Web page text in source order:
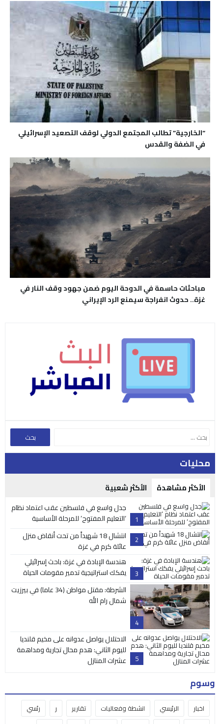
“الخارجية” تطالب المجتمع الدولي لوقف التصعيد الإسرائيلي
في الضفة والقدس
مباحثات حاسمة في الدوحة اليوم ضمن جهود وقف النار في
غزة.. حدوث انفراجة سيمنع الرد الإيراني
محليات
الأكثر مشاهدة الأكثر شعبية
1
جدل واسع في فلسطين عقب اعتماد نظام
‘التعليم المفتوح’ للمرحلة الأساسية
2
انتشال 18 شهيداً من تحت أنقاض منزل
عائلة كرم في غزة
3
هندسة الإبادة في غزة: باحث إسرائيلي
يفكك استراتيجية تدمير مقومات الحياة
4
الشرطة: مقتل مواطن (34 عاما) في بيرزيت
شمال رام الله
5
الاحتلال يواصل عدوانه على مخيم قلنديا
لليوم الثاني: هدم محال تجارية ومداهمة
عشرات المنازل
وسوم
اخبار الرئيسي انشطة وفعاليات تقارير ر
رئسي